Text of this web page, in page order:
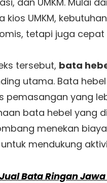
kios UMKM,
tetapi juga
tersebut, bata
utama. Bata
pemasangan yang
bata hebel yang
menekan
mendukung
Jual Bata Ringan